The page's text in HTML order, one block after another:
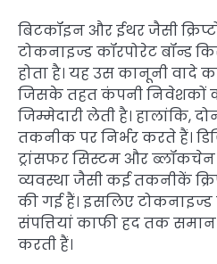
बिटकॉइन और ईथर जैसी
टोकनाइज्ड कॉरपोरेट बॉन्ड
होता है। यह उस कानूनी वादे
जिसके तहत कंपनी निवेशकों
जिम्मेदारी लेती है। हालांकि,
तकनीक पर निर्भर करते हैं।
ट्रांसफर सिस्टम और ब्लॉकचेन
व्यवस्था जैसी कई तकनीकें
की गई हैं। इसलिए टोकनाइज्ड
संपत्तियां काफी हद तक
करती हैं।